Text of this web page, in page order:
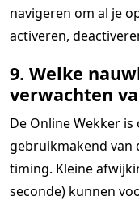
navigeren om al je
activeren,
9. Welke
verwachten
De Online Wekker
gebruikmakend van
timing. Kleine
seconde) kunnen